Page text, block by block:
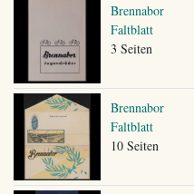
Brennabor
Faltblatt
3 Seiten
Brennabor
Faltblatt
10 Seiten